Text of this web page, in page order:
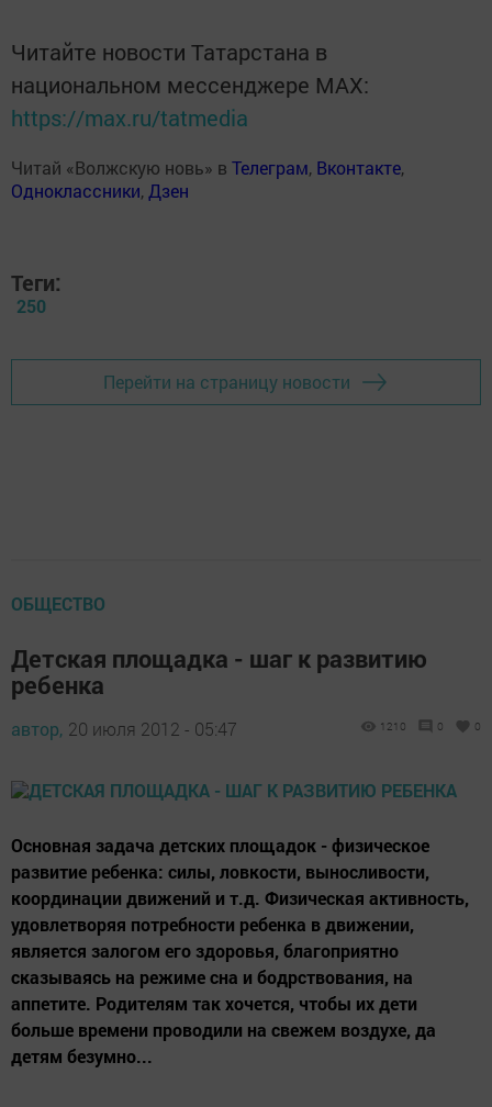
Читайте новости Татарстана в
национальном мессенджере MАХ:
https://max.ru/tatmedia
Читай «Волжскую новь» в Телеграм, Вконтакте,
Одноклассники, Дзен
Теги:
250
Перейти на страницу новости
ОБЩЕСТВО
Детская площадка - шаг к развитию
ребенка
автор, 20 июля 2012 - 05:47 1210 0 0
Основная задача детских площадок - физическое
развитие ребенка: силы, ловкости, выносливости,
координации движений и т.д. Физическая активность,
удовлетворяя потребности ребенка в движении,
является залогом его здоровья, благоприятно
сказываясь на режиме сна и бодрствования, на
аппетите. Родителям так хочется, чтобы их дети
больше времени проводили на свежем воздухе, да
детям безумно...